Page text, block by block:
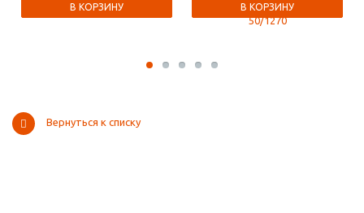
В КОРЗИНУ В КОРЗИНУ
Вернуться к списку